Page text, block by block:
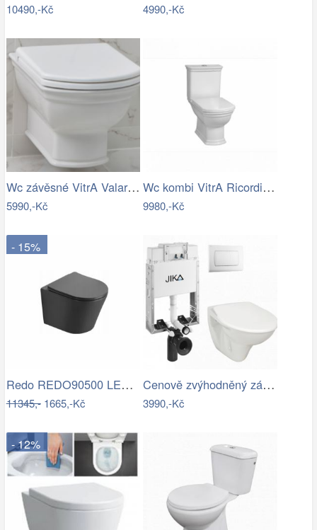
10490,-Kč 4990,-Kč
Wc závěsné VitrA Valarte zadní odpad…
5990,-Kč
Wc kombi VitrA Ricordi vario odpad…
9980,-Kč
- 15%
Redo REDO90500 LED venkovní nástěnné…
11345,-1665,-Kč
Cenově zvýhodněný závěsný WC set Jika k…
3990,-Kč
- 12%